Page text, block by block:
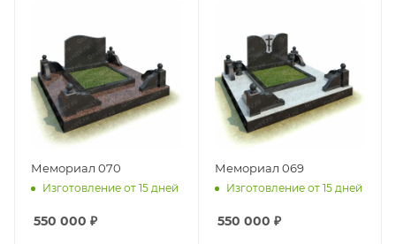
Мемориал 070
Изготовление от 15 дней
550 000 ₽
Мемориал 069
Изготовление от 15 дней
550 000 ₽